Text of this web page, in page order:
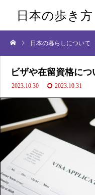
日本の歩き方
日本の暮らしについて
ビザや在留資格につ
2023.10.30 2023.10.31